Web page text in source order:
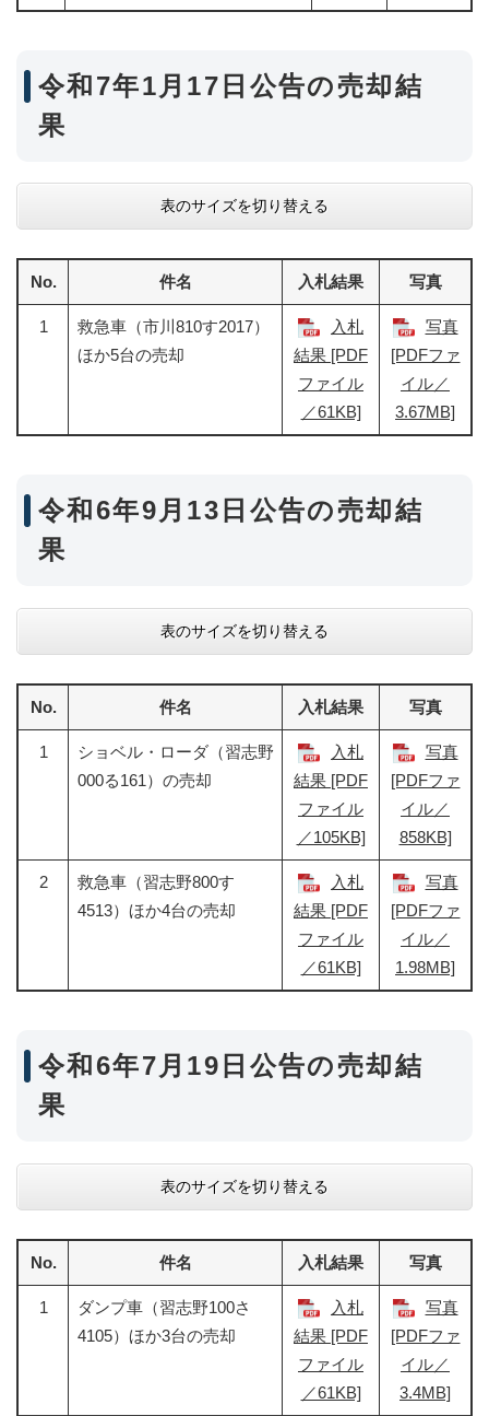
令和7年1月17日公告の売却結
果
表のサイズを切り替える
No. 件名 入札結果 写真
1
救急車（市川810す2017）
ほか5台の売却
入札
結果 [PDF
ファイル
／61KB]
写真
[PDFファ
イル／
3.67MB]
令和6年9月13日公告の売却結
果
表のサイズを切り替える
No. 件名 入札結果 写真
1
ショベル・ローダ（習志野
000る161）の売却
入札
結果 [PDF
ファイル
／105KB]
写真
[PDFファ
イル／
858KB]
2
救急車（習志野800す
4513）ほか4台の売却
入札
結果 [PDF
ファイル
／61KB]
写真
[PDFファ
イル／
1.98MB]
令和6年7月19日公告の売却結
果
表のサイズを切り替える
No. 件名 入札結果 写真
1
ダンプ車（習志野100さ
4105）ほか3台の売却
入札
結果​ [PDF
ファイル
／61KB]
写真
[PDFファ
イル／
3.4MB]